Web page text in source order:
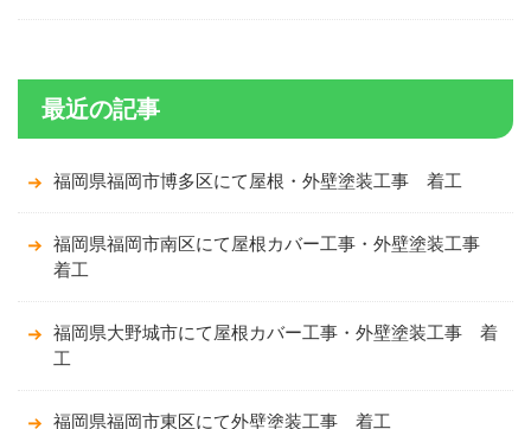
最近の記事
福岡県福岡市博多区にて屋根・外壁塗装工事 着工
福岡県福岡市南区にて屋根カバー工事・外壁塗装工事
着工
福岡県大野城市にて屋根カバー工事・外壁塗装工事 着
工
福岡県福岡市東区にて外壁塗装工事 着工